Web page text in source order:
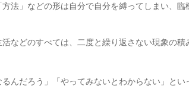
法」などの形は自分で自分を縛ってしまい、臨
などのすべては、二度と繰り返さない現象の
んだろう」「やってみないとわからない」とい